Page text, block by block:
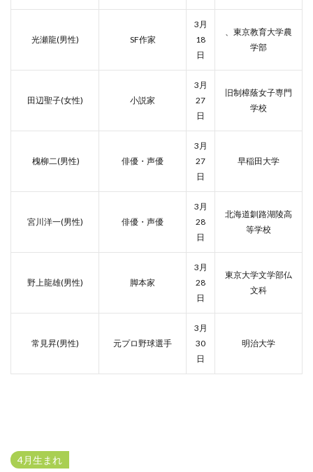
光瀬龍(男性) SF作家
3月
18
日
、東京教育大学農
学部
田辺聖子(女性) 小説家
3月
27
日
旧制樟蔭女子専門
学校
槐柳二(男性) 俳優・声優
3月
27
日
早稲田大学
宮川洋一(男性) 俳優・声優
3月
28
日
北海道釧路湖陵高
等学校
野上龍雄(男性) 脚本家
3月
28
日
東京大学文学部仏
文科
常見昇(男性) 元プロ野球選手
3月
30
日
明治大学
4月生まれ